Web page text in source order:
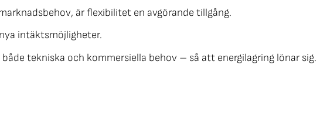
är flexibilitet en avgörande tillgång.
intäktsmöjligheter.
tekniska och kommersiella behov – så att energilagring lönar sig.